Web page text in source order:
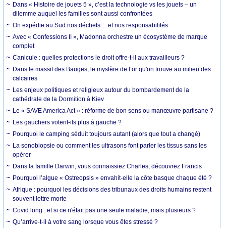
Dans « Histoire de jouets 5 », c’est la technologie vs les jouets – un
dilemme auquel les familles sont aussi confrontées
On expédie au Sud nos déchets… et nos responsabilités
Avec « Confessions II », Madonna orchestre un écosystème de marque
complet
Canicule : quelles protections le droit offre-t-il aux travailleurs ?
Dans le massif des Bauges, le mystère de l’or qu'on trouve au milieu des
calcaires
Les enjeux politiques et religieux autour du bombardement de la
cathédrale de la Dormition à Kiev
Le « SAVE America Act » : réforme de bon sens ou manœuvre partisane ?
Les gauchers votent-ils plus à gauche ?
Pourquoi le camping séduit toujours autant (alors que tout a changé)
La sonobiopsie ou comment les ultrasons font parler les tissus sans les
opérer
Dans la famille Darwin, vous connaissiez Charles, découvrez Francis
Pourquoi l’algue « Ostreopsis » envahit-elle la côte basque chaque été ?
Afrique : pourquoi les décisions des tribunaux des droits humains restent
souvent lettre morte
Covid long : et si ce n'était pas une seule maladie, mais plusieurs ?
Qu’arrive-t-il à votre sang lorsque vous êtes stressé ?